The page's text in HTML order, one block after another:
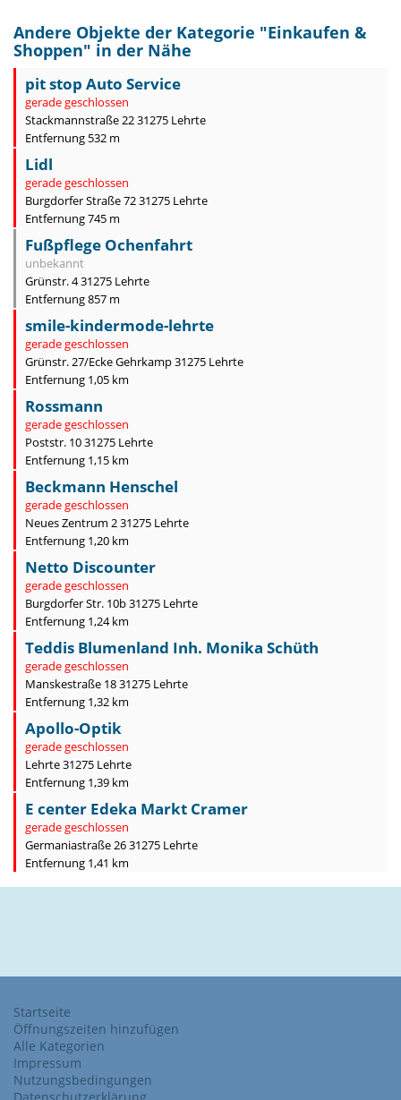
Andere Objekte der Kategorie "Einkaufen &
Shoppen" in der Nähe
pit stop Auto Service
gerade geschlossen
Stackmannstraße 22 31275 Lehrte
Entfernung 532 m
Lidl
gerade geschlossen
Burgdorfer Straße 72 31275 Lehrte
Entfernung 745 m
Fußpflege Ochenfahrt
unbekannt
Grünstr. 4 31275 Lehrte
Entfernung 857 m
smile-kindermode-lehrte
gerade geschlossen
Grünstr. 27/Ecke Gehrkamp 31275 Lehrte
Entfernung 1,05 km
Rossmann
gerade geschlossen
Poststr. 10 31275 Lehrte
Entfernung 1,15 km
Beckmann Henschel
gerade geschlossen
Neues Zentrum 2 31275 Lehrte
Entfernung 1,20 km
Netto Discounter
gerade geschlossen
Burgdorfer Str. 10b 31275 Lehrte
Entfernung 1,24 km
Teddis Blumenland Inh. Monika Schüth
gerade geschlossen
Manskestraße 18 31275 Lehrte
Entfernung 1,32 km
Apollo-Optik
gerade geschlossen
Lehrte 31275 Lehrte
Entfernung 1,39 km
E center Edeka Markt Cramer
gerade geschlossen
Germaniastraße 26 31275 Lehrte
Entfernung 1,41 km
Startseite
Öffnungszeiten hinzufügen
Alle Kategorien
Impressum
Nutzungsbedingungen